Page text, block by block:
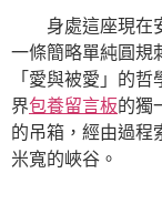
身處這座現在
一條簡略單純圓規
「愛與被愛」的
界包養留言板的獨
的吊箱，經由過
米寬的峽谷。